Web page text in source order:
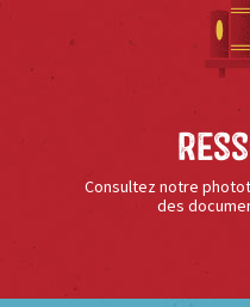
Consultez notre
des